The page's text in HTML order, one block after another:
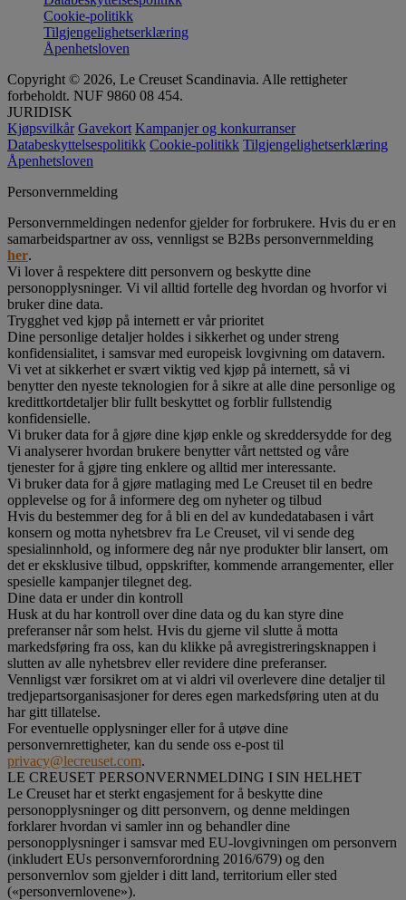
Cookie-politikk
Tilgjengelighetserklæring
Åpenhetsloven
Copyright © 2026, Le Creuset Scandinavia. Alle rettigheter
forbeholdt. NUF 9860 08 454.
JURIDISK
Kjøpsvilkår Gavekort Kampanjer og konkurranser
Databeskyttelsespolitikk Cookie-politikk Tilgjengelighetserklæring
Åpenhetsloven
Personvernmelding
Personvernmeldingen nedenfor gjelder for forbrukere. Hvis du er en
samarbeidspartner av oss, vennligst se B2Bs personvernmelding
her.
Vi lover å respektere ditt personvern og beskytte dine
personopplysninger. Vi vil alltid fortelle deg hvordan og hvorfor vi
bruker dine data.
Trygghet ved kjøp på internett er vår prioritet
Dine personlige detaljer holdes i sikkerhet og under streng
konfidensialitet, i samsvar med europeisk lovgivning om datavern.
Vi vet at sikkerhet er svært viktig ved kjøp på internett, så vi
benytter den nyeste teknologien for å sikre at alle dine personlige og
kredittkortdetaljer blir fullt beskyttet og forblir fullstendig
konfidensielle.
Vi bruker data for å gjøre dine kjøp enkle og skreddersydde for deg
Vi analyserer hvordan brukere benytter vårt nettsted og våre
tjenester for å gjøre ting enklere og alltid mer interessante.
Vi bruker data for å gjøre matlaging med Le Creuset til en bedre
opplevelse og for å informere deg om nyheter og tilbud
Hvis du bestemmer deg for å bli en del av kundedatabasen i vårt
konsern og motta nyhetsbrev fra Le Creuset, vil vi sende deg
spesialinnhold, og informere deg når nye produkter blir lansert, om
det er eksklusive tilbud, oppskrifter, kommende arrangementer, eller
spesielle kampanjer tilegnet deg.
Dine data er under din kontroll
Husk at du har kontroll over dine data og du kan styre dine
preferanser når som helst. Hvis du gjerne vil slutte å motta
markedsføring fra oss, kan du klikke på avregistreringsknappen i
slutten av alle nyhetsbrev eller revidere dine preferanser.
Vennligst vær forsikret om at vi aldri vil overlevere dine detaljer til
tredjepartsorganisasjoner for deres egen markedsføring uten at du
har gitt tillatelse.
For eventuelle opplysninger eller for å utøve dine
personvernrettigheter, kan du sende oss e-post til
privacy@lecreuset.com.
LE CREUSET PERSONVERNMELDING I SIN HELHET
Le Creuset har et sterkt engasjement for å beskytte dine
personopplysninger og ditt personvern, og denne meldingen
forklarer hvordan vi samler inn og behandler dine
personopplysninger i samsvar med EU-lovgivningen om personvern
(inkludert EUs personvernforordning 2016/679) og den
personvernlov som gjelder i ditt land, territorium eller sted
(«personvernlovene»).